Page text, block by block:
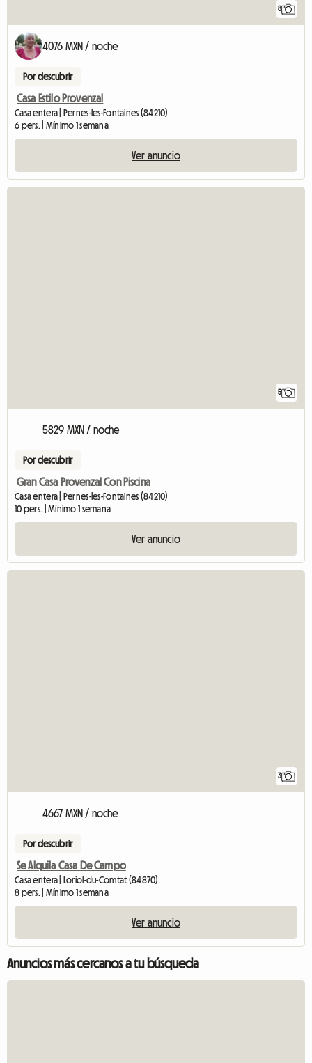
8
4076 MXN / noche
Por descubrir
Casa Estilo Provenzal
Casa entera | Pernes-les-Fontaines (84210)
6 pers. | Mínimo 1 semana
Ver anuncio
5
5829 MXN / noche
Por descubrir
Gran Casa Provenzal Con Piscina
Casa entera | Pernes-les-Fontaines (84210)
10 pers. | Mínimo 1 semana
Ver anuncio
3
4667 MXN / noche
Por descubrir
Se Alquila Casa De Campo
Casa entera | Loriol-du-Comtat (84870)
8 pers. | Mínimo 1 semana
Ver anuncio
Anuncios más cercanos a tu búsqueda